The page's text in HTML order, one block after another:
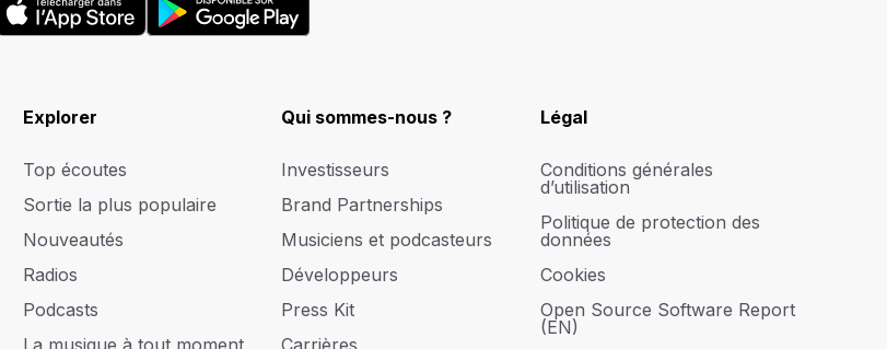
Explorer
Top écoutes
Sortie la plus populaire
Nouveautés
Radios
Podcasts
Qui sommes-nous ?
Investisseurs
Brand Partnerships
Musiciens et podcasteurs
Développeurs
Press Kit
Légal
Conditions générales
d’utilisation
Politique de protection des
données
Cookies
Open Source Software Report
(EN)